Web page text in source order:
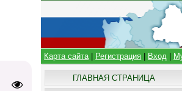
Карта сайта| Регистрация Вход
ГЛАВНАЯ СТРАНИЦА